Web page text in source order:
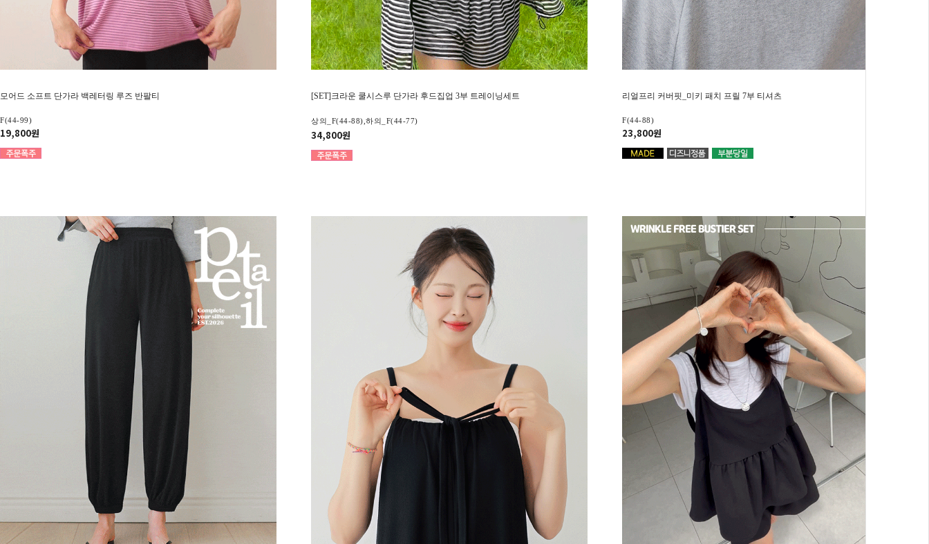
모어드 소프트 단가라 백레터링 루즈 반팔티
F(44-99)
19,800원
[SET]크라운 쿨시스루 단가라 후드집업 3부 트레이닝세트
상의_F(44-88),하의_F(44-77)
34,800원
리얼프리 커버핏_미키 패치 프릴 7부 티셔츠
F(44-88)
23,800원